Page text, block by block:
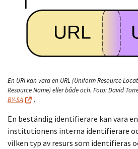
En URI kan vara en URL (Uniform Resource
Resource Name) eller både och. Foto:David
BY-SA
)
En beständig identifierare kan vara
institutionens interna identifierare
vilken typ av resurs som identifieras